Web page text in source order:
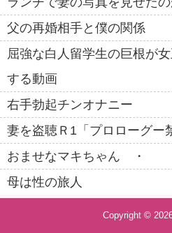
父の再婚相手と僕の関係
屈強な白人留学生の巨根が
する動画
右手勃起チンオナニー
妻を盗聴Ｒ1「プロローグー
おませなマキちゃん ・
母は性の旅人
Copyright ©